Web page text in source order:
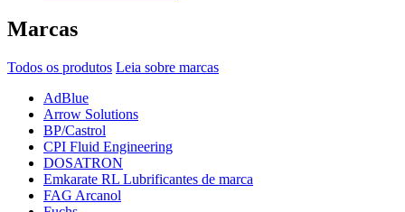
Marcas
Todos os produtos Leia sobre marcas
AdBlue
Arrow Solutions
BP/Castrol
CPI Fluid Engineering
DOSATRON
Emkarate RL Lubrificantes de marca
FAG Arcanol